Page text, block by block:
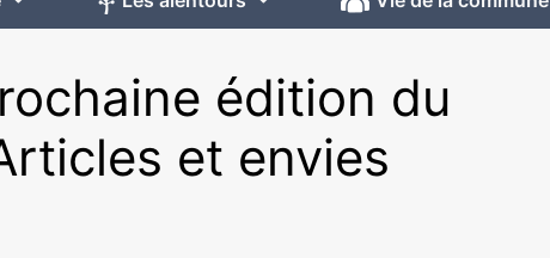
édition du
et envies